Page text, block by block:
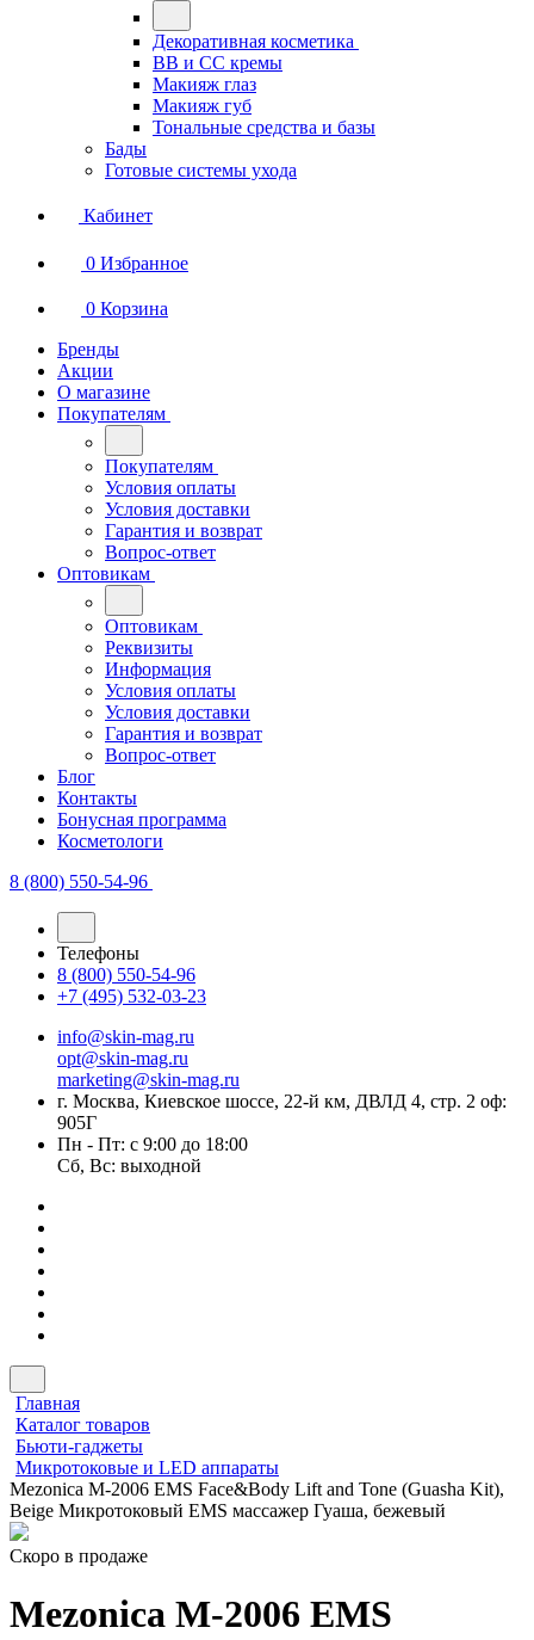
Декоративная косметика
BB и СС кремы
Макияж глаз
Макияж губ
Тональные средства и базы
Бады
Готовые системы ухода
Кабинет
0 Избранное
0 Корзина
Бренды
Акции
О магазине
Покупателям
Покупателям
Условия оплаты
Условия доставки
Гарантия и возврат
Вопрос-ответ
Оптовикам
Оптовикам
Реквизиты
Информация
Условия оплаты
Условия доставки
Гарантия и возврат
Вопрос-ответ
Блог
Контакты
Бонусная программа
Косметологи
8 (800) 550-54-96
Телефоны
8 (800) 550-54-96
+7 (495) 532-03-23
info@skin-mag.ru
opt@skin-mag.ru
marketing@skin-mag.ru
г. Москва, Киевское шоссе, 22-й км, ДВЛД 4, стр. 2 оф:
905Г
Пн - Пт: с 9:00 до 18:00
Сб, Вс: выходной
Главная
Каталог товаров
Бьюти-гаджеты
Микротоковые и LED аппараты
Mezonica M-2006 EMS Face&Body Lift and Tone (Guasha Kit),
Beige Микротоковый EMS массажер Гуаша, бежевый
Скоро в продаже
Mezonica M-2006 EMS